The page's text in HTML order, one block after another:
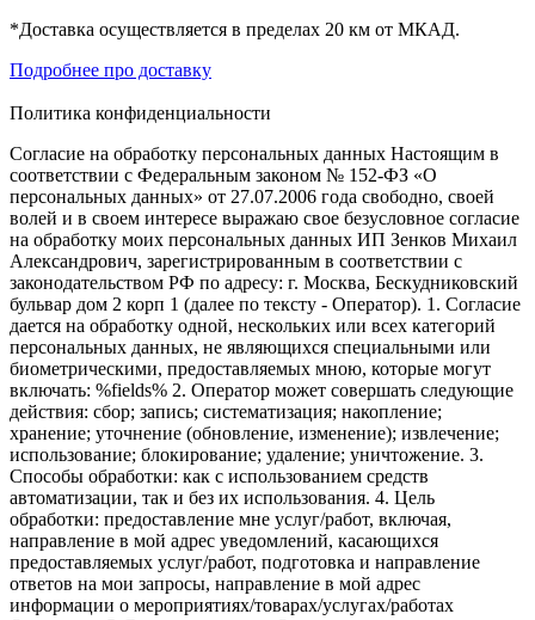
*Доставка осуществляется в пределах 20 км от МКАД.
Подробнее про доставку
Политика конфиденциальности
Согласие на обработку персональных данных Настоящим в
соответствии с Федеральным законом № 152-ФЗ «О
персональных данных» от 27.07.2006 года свободно, своей
волей и в своем интересе выражаю свое безусловное согласие
на обработку моих персональных данных ИП Зенков Михаил
Александрович, зарегистрированным в соответствии с
законодательством РФ по адресу: г. Москва, Бескудниковский
бульвар дом 2 корп 1 (далее по тексту - Оператор). 1. Согласие
дается на обработку одной, нескольких или всех категорий
персональных данных, не являющихся специальными или
биометрическими, предоставляемых мною, которые могут
включать: %fields% 2. Оператор может совершать следующие
действия: сбор; запись; систематизация; накопление;
хранение; уточнение (обновление, изменение); извлечение;
использование; блокирование; удаление; уничтожение. 3.
Способы обработки: как с использованием средств
автоматизации, так и без их использования. 4. Цель
обработки: предоставление мне услуг/работ, включая,
направление в мой адрес уведомлений, касающихся
предоставляемых услуг/работ, подготовка и направление
ответов на мои запросы, направление в мой адрес
информации о мероприятиях/товарах/услугах/работах